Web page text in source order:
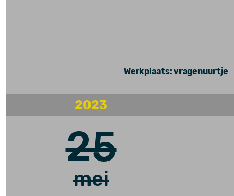
Werkplaats: vragenuurtje
2023
25
mei